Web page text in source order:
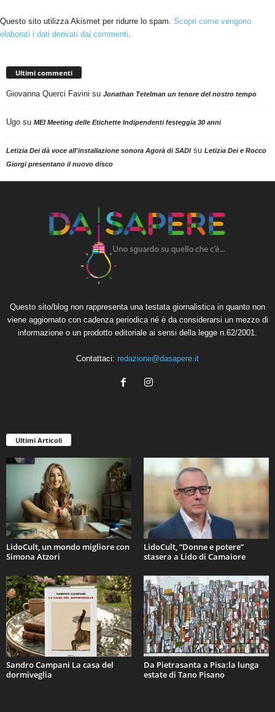
Questo sito utilizza Akismet per ridurre lo spam. Scopri come vengono
elaborati i dati derivati dai commenti.
Ultimi commenti
Giovanna Querci Favini su Jonathan Tetelman un tenore del nostro tempo
Ugo su MEI Meeting delle Etichette Indipendenti festeggia 30 anni
Letizia Dei dà voce all'installazione sonora Agorà di SADIsu Letizia Dei e Rocco
Giorgi presentano il nuovo disco
Questo sito/blog non rappresenta una testata giornalistica in quanto non
viene aggiornato con cadenza periodica né è da considerarsi un mezzo di
informazione o un prodotto editoriale ai sensi della legge n.62/2001.
Contattaci: redazione@dasapere.it
Ultimi Articoli
LidoCult, un mondo migliore con
Simona Atzori
LidoCult, “Donne e potere”
stasera a Lido di Camaiore
Sandro Campani La casa del
dormiveglia
Da Pietrasanta a Pisa:la lunga
estate di Tano Pisano